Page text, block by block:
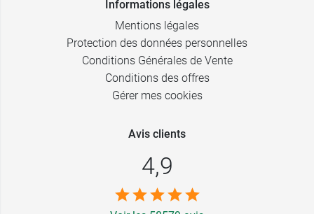
Informations légales
Mentions légales
Protection des données personnelles
Conditions Générales de Vente
Conditions des offres
Gérer mes cookies
Avis clients
4,9